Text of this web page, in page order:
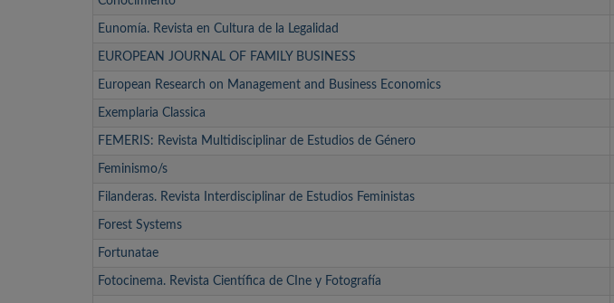
Eunomía. Revista en Cultura de la Legalidad
EUROPEAN JOURNAL OF FAMILY BUSINESS
European Research on Management and Business Economics
Exemplaria Classica
FEMERIS: Revista Multidisciplinar de Estudios de Género
Feminismo/s
Filanderas. Revista Interdisciplinar de Estudios Feministas
Forest Systems
Fortunatae
Fotocinema. Revista Científica de CIne y Fotografía